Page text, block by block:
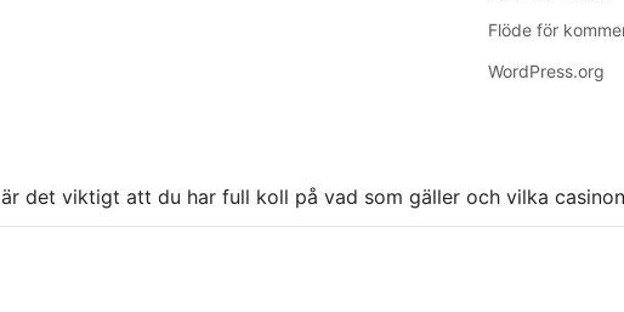
Flöde för
WordPress.org
är det viktigt att du har full koll på vad som gäller och vilka